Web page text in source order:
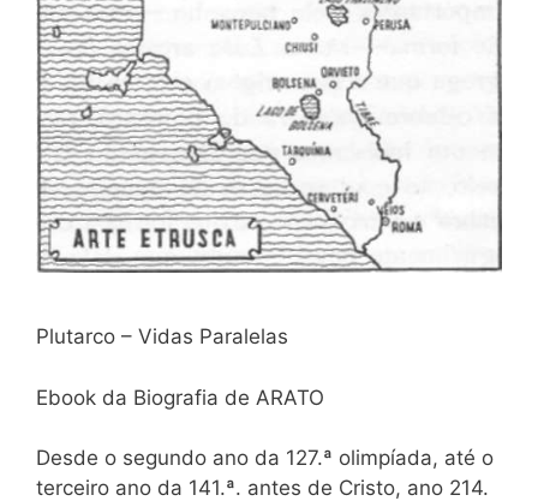
Plutarco – Vidas Paralelas
Ebook da Biografia de ARATO
Desde o segundo ano da 127.ª olimpíada, até o
terceiro ano da 141.ª. antes de Cristo, ano 214.